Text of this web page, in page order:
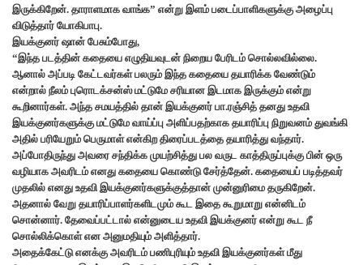
இருக்கிறேன். தாராளமாக வாங்க” என்று இளம் படைப்பாளிகளுக்கு அழைப்பு
விடுத்தார் யோகிபாபு.
இயக்குனர் ஷான் பேசும்போது,
“இந்த படத்தின் கதையை எழுதியவுடன் நிறைய பேரிடம் சொல்லவில்லை.
ஆனால் அப்படி கேட்டவர்கள் பலரும் இந்த கதையை தயாரிக்க வேண்டும்
என்றால் நீலம் புரொடக்சன்ஸ் மட்டுமே சரியான இடமாக இருக்கும் என்று
கூறினார்கள். அந்த சமயத்தில் தான் இயக்குனர் பா.ரஞ்சித் தனது உதவி
இயக்குனர்களுக்கு மட்டுமே வாய்ப்பு அளிப்பதற்காக தயாரிப்பு நிறுவனம் துவங்கி
அதில் பரியேறும் பெருமாள் என்கிற திரைப்படத்தை தயாரித்து வந்தார்.
அப்போதிருந்து அவரை சந்திக்க முயற்சித்து பல வருட காத்திருப்புக்கு பின் ஒரு
வழியாக அவரிடம் எனது கதையை கொண்டு சேர்த்தேன். கதையைப் படித்தவர்
முதலில் எனது உதவி இயக்குனர்களுக்குத்தான் முன்னுரிமை தருகிறேன்.
அதனால் வேறு தயாரிப்பாளர்களிடமும் கூட இதை கூறுமாறு என்னிடம்
சொன்னார். தேவைப்பட்டால் என்னுடைய உதவி இயக்குனர் என்று கூட நீ
சொல்லிக்கொள் என அனுமதியும் அளித்தார்.
அதைக்கேட்டு எனக்கு அவரிடம் பணிபுரியும் உதவி இயக்குனர்கள் மீது